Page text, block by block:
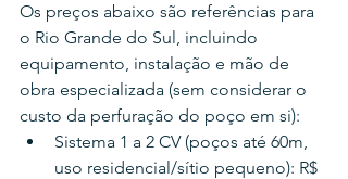
Os preços abaixo são referências para
o Rio Grande do Sul, incluindo
equipamento, instalação e mão de
obra especializada (sem considerar o
custo da perfuração do poço em si):
Sistema 1 a 2 CV (poços até 60m,
uso residencial/sítio pequeno): R$